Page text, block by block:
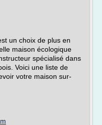
un choix de plus en
maison écologique
spécialisé dans
Voici une liste de
votre maison sur-